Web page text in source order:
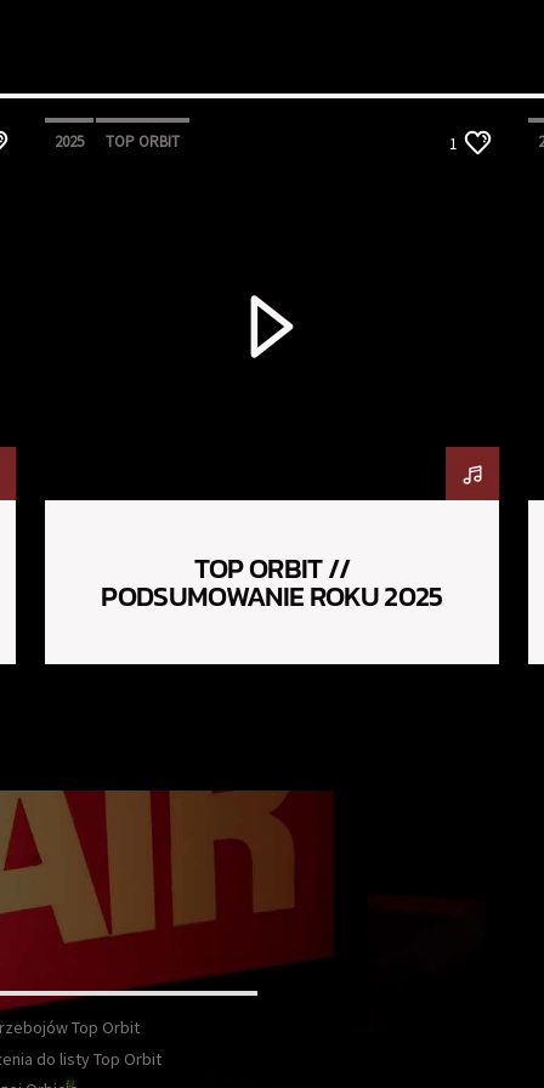
2025 TOP ORBIT 1
TOP ORBIT //
PODSUMOWANIE ROKU 2025
Top Orbit
do listy Top Orbit